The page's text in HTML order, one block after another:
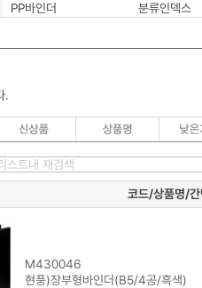
PP바인더
분류인덱스
.
코드/상품명/간
M430046
현풍)장부형바인더(B5/4공/흑색)